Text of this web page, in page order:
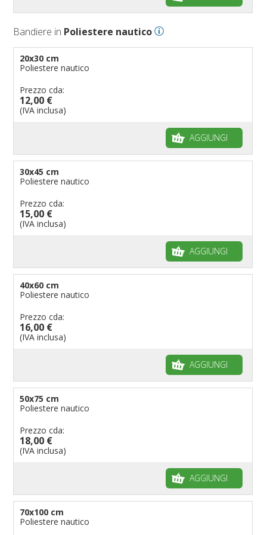
Bandiere per eventi religiosi
Bandiere per enti pubblici
Bandiere per ambasciate
Bandiere per riserve naturali e parchi
Bandiere per musicisti
pennoni per bandiere
Bandiere in Poliestere nautico
20x30 cm
Poliestere nautico
Prezzo cda:
12,00 €
(IVA inclusa)
AGGIUNGI
30x45 cm
Poliestere nautico
Prezzo cda:
15,00 €
(IVA inclusa)
AGGIUNGI
40x60 cm
Poliestere nautico
Prezzo cda:
16,00 €
(IVA inclusa)
AGGIUNGI
50x75 cm
Poliestere nautico
Prezzo cda:
18,00 €
(IVA inclusa)
AGGIUNGI
70x100 cm
Poliestere nautico